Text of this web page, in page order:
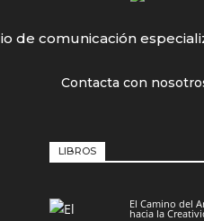
de comunicación
Contacta con
LIBROS
El Camino del
hacia la